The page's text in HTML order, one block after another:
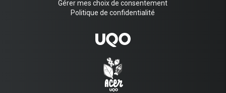
Gérer mes choix de consentement
Politique de confidentialité